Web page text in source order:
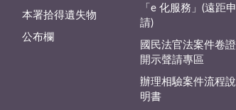
本署拾得遺失物
公布欄
「e 化服務」(遠距申
請)
國民法官法案件卷證
開示聲請專區
辦理相驗案件流程說
明書